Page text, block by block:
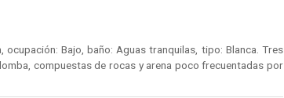
Bajo, baño: Aguas tranquilas, tipo: Blanca. Tres
compuestas de rocas y arena poco frecuentadas por